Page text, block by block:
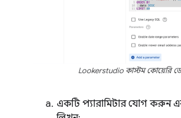
Lookerstudio কাস্টম কোয়েরি
একটি প্যারামিটার যোগ করুন এবং